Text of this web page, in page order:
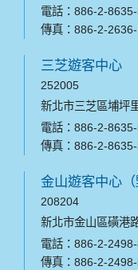
電話：886-2-
傳真：886-2-
三芝遊客中心
252005
新北市三芝區埔坪
電話：886-2-
傳真：886-2-
金山遊客中心（
208204
新北市金山區磺港
電話：886-2-
傳真：886-2-